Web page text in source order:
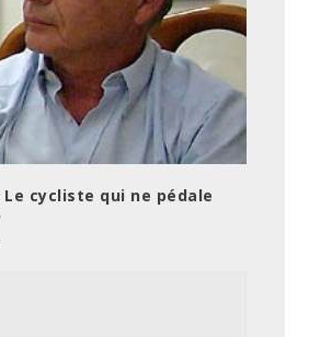
Le cycliste qui ne pédale